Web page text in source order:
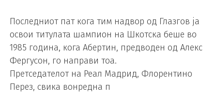
Последниот пат кога тим надвор од Глазгов ја
освои титулата шампион на Шкотска беше во
1985 година, кога Абертин, предводен од Алекс
Фергусон, го направи тоа.
Претседателот на Реал Мадрид, Флорентино
Перез, свика вонредна п